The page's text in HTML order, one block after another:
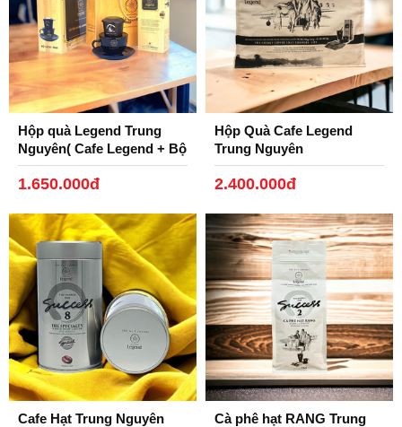
Hộp quà Legend Trung
Nguyên( Cafe Legend + Bộ
Tách Gốm, Phin Nhôm
Đen)
1.650.000đ
Hộp Quà Cafe Legend
Trung Nguyên
2.400.000đ
Cafe Hạt Trung Nguyên
Cà phê hạt RANG Trung